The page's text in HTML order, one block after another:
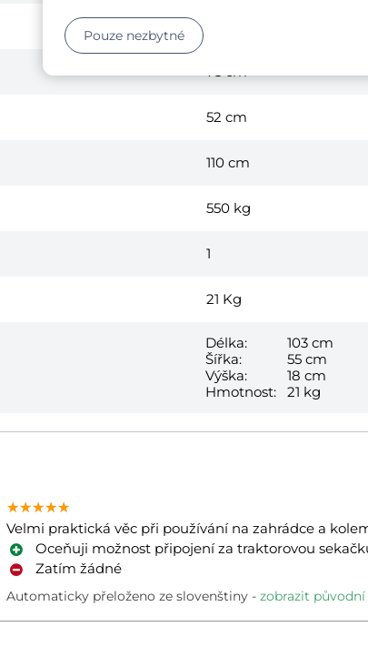
52 cm
110 cm
550 kg
1
21 Kg
Délka:
103 cm
Šířka:
55 cm
Výška:
18 cm
Hmotnost:
21 kg
★★★★★
★★★★★
★★★★★
Velmi praktická věc při používání na zahrádce a
Oceňuji možnost připojení za traktorovou
Zatím žádné
Automaticky přeloženo ze slovenštiny zobrazit
Pouze nezbytné